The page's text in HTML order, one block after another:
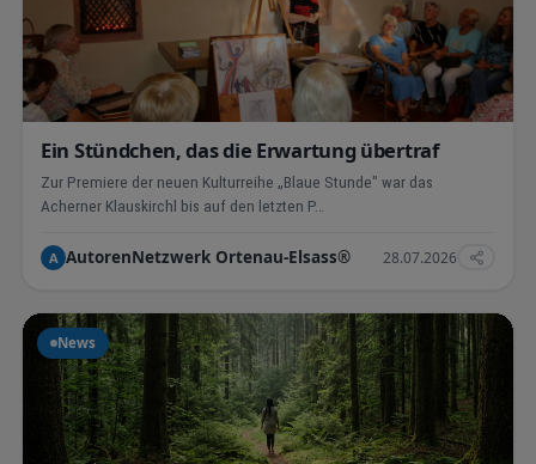
Ein Stündchen, das die Erwartung übertraf
Zur Premiere der neuen Kulturreihe „Blaue Stunde" war das
Acherner Klauskirchl bis auf den letzten P…
A AutorenNetzwerk Ortenau-Elsass® 28.07.2026
News